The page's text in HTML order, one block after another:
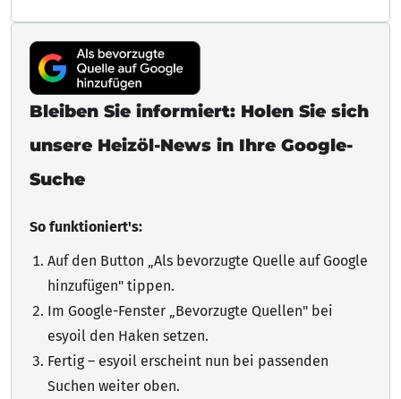
Bleiben Sie informiert: Holen Sie sich
unsere Heizöl-News in Ihre Google-
Suche
So funktioniert's:
Auf den Button „Als bevorzugte Quelle auf Google
hinzufügen" tippen.
Im Google-Fenster „Bevorzugte Quellen" bei
esyoil den Haken setzen.
Fertig – esyoil erscheint nun bei passenden
Suchen weiter oben.